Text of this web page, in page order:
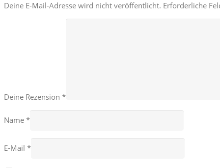
Deine E-Mail-Adresse wird nicht veröffentlicht. Erforderliche
Deine Rezension *
Name *
E-Mail *